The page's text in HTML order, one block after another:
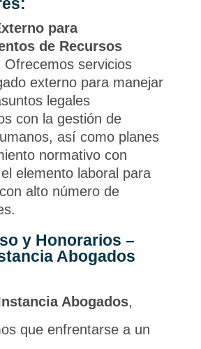
para
de Recursos
Ofrecemos servicios
externo para manejar
legales
con la gestión de
así como planes
normativo con
elemento laboral para
alto número de
y Honorarios –
Abogados
Abogados,
que enfrentarse a un